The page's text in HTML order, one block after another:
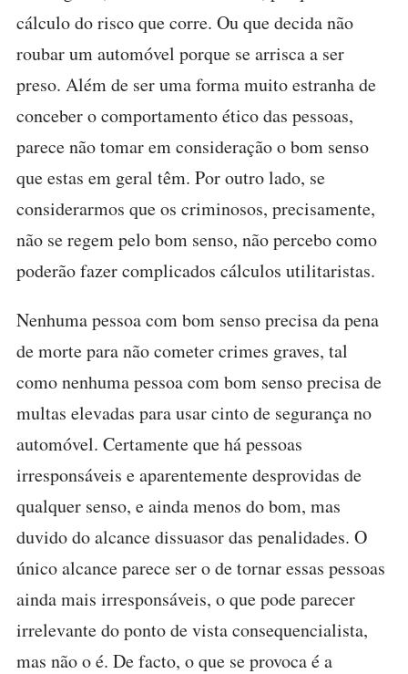
cálculo do risco que corre. Ou que decida não
roubar um automóvel porque se arrisca a ser
preso. Além de ser uma forma muito estranha de
conceber o comportamento ético das pessoas,
parece não tomar em consideração o bom senso
que estas em geral têm. Por outro lado, se
considerarmos que os criminosos, precisamente,
não se regem pelo bom senso, não percebo como
poderão fazer complicados cálculos utilitaristas.
Nenhuma pessoa com bom senso precisa da pena
de morte para não cometer crimes graves, tal
como nenhuma pessoa com bom senso precisa de
multas elevadas para usar cinto de segurança no
automóvel. Certamente que há pessoas
irresponsáveis e aparentemente desprovidas de
qualquer senso, e ainda menos do bom, mas
duvido do alcance dissuasor das penalidades. O
único alcance parece ser o de tornar essas pessoas
ainda mais irresponsáveis, o que pode parecer
irrelevante do ponto de vista consequencialista,
mas não o é. De facto, o que se provoca é a